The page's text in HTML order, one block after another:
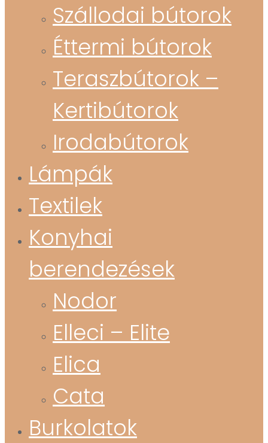
Szállodai bútorok
Éttermi bútorok
Teraszbútorok –
Kertibútorok
Irodabútorok
Lámpák
Textilek
Konyhai
berendezések
Nodor
Elleci – Elite
Elica
Cata
Burkolatok